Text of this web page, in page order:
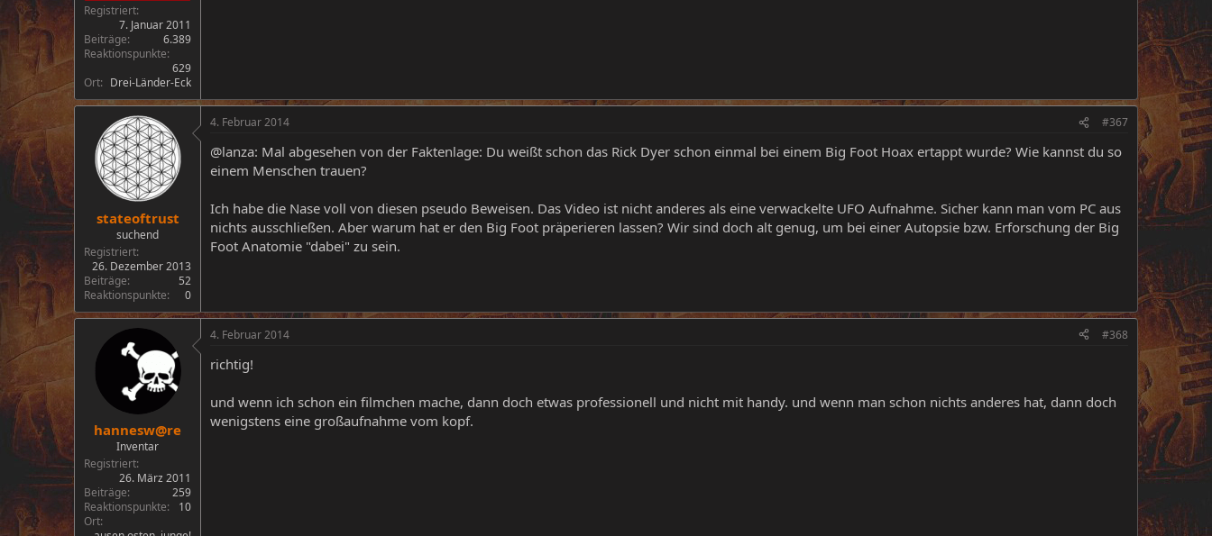
Registriert
7. Januar 2011
Beiträge
6.389
Reaktionspunkte
629
Ort
Drei-Länder-Eck
stateoftrust
suchend
Registriert
26. Dezember 2013
Beiträge
52
Reaktionspunkte
0
4. Februar 2014 #367
@lanza: Mal abgesehen von der Faktenlage: Du weißt schon das Rick Dyer schon einmal bei einem Big Foot Hoax ertappt wurde? Wie kannst du so
einem Menschen trauen?
Ich habe die Nase voll von diesen pseudo Beweisen. Das Video ist nicht anderes als eine verwackelte UFO Aufnahme. Sicher kann man vom PC aus
nichts ausschließen. Aber warum hat er den Big Foot präperieren lassen? Wir sind doch alt genug, um bei einer Autopsie bzw. Erforschung der Big
Foot Anatomie "dabei" zu sein.
hannesw@re
Inventar
Registriert
26. März 2011
Beiträge
259
Reaktionspunkte
10
Ort
4. Februar 2014 #368
richtig!
und wenn ich schon ein filmchen mache, dann doch etwas professionell und nicht mit handy. und wenn man schon nichts anderes hat, dann doch
wenigstens eine großaufnahme vom kopf.